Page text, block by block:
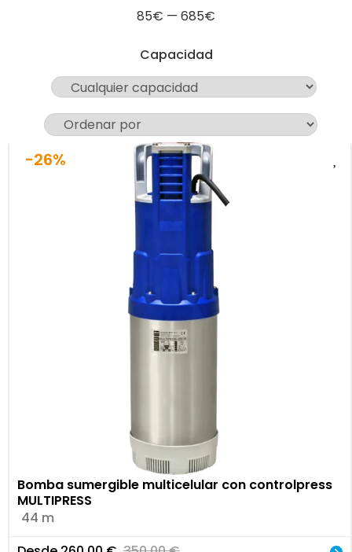
85€ — 685€
Capacidad
-26%
Bomba sumergible multicelular con controlpress
MULTIPRESS
44 m